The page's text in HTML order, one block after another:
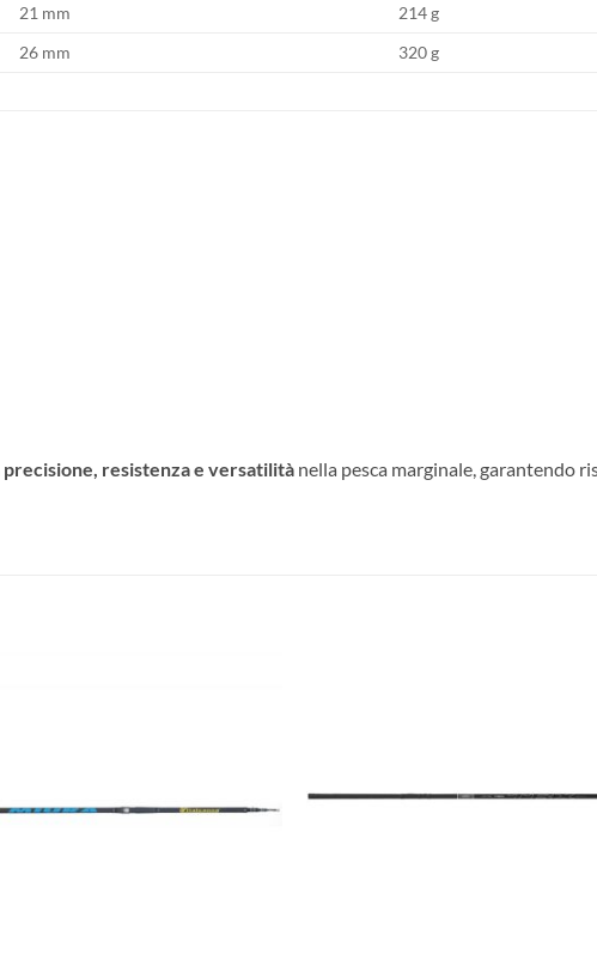
21 mm 214 g
26 mm 320 g
precisione, resistenza e versatilità nella pesca marginale, garantendo